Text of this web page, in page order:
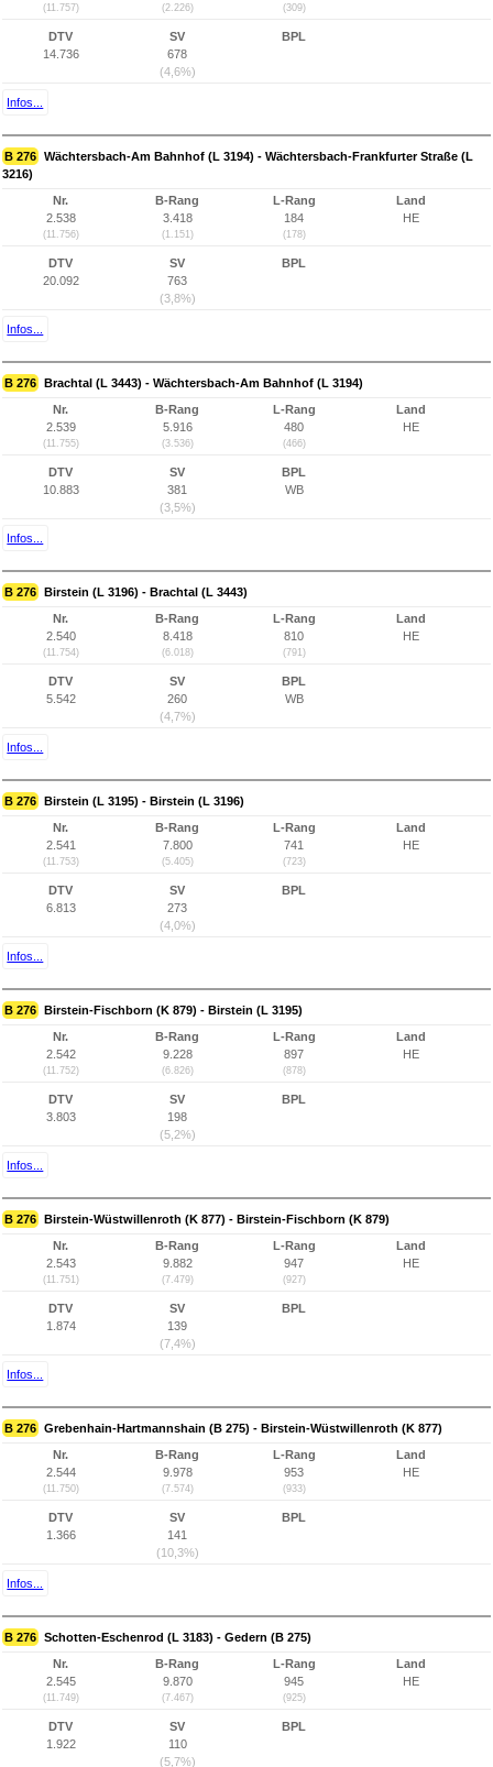
(11.757) (2.226) (309)
DTV
14.736
SV
678
(4,6%)
BPL
Infos...
B 276 Wächtersbach-Am Bahnhof (L 3194) - Wächtersbach-Frankfurter Straße (L
3216)
Nr.
2.538
(11.756)
B-Rang
3.418
(1.151)
L-Rang
184
(178)
Land
HE
DTV
20.092
SV
763
(3,8%)
BPL
Infos...
B 276 Brachtal (L 3443) - Wächtersbach-Am Bahnhof (L 3194)
Nr.
2.539
(11.755)
B-Rang
5.916
(3.536)
L-Rang
480
(466)
Land
HE
DTV
10.883
SV
381
(3,5%)
BPL
WB
Infos...
B 276 Birstein (L 3196) - Brachtal (L 3443)
Nr.
2.540
(11.754)
B-Rang
8.418
(6.018)
L-Rang
810
(791)
Land
HE
DTV
5.542
SV
260
(4,7%)
BPL
WB
Infos...
B 276 Birstein (L 3195) - Birstein (L 3196)
Nr.
2.541
(11.753)
B-Rang
7.800
(5.405)
L-Rang
741
(723)
Land
HE
DTV
6.813
SV
273
(4,0%)
BPL
Infos...
B 276 Birstein-Fischborn (K 879) - Birstein (L 3195)
Nr.
2.542
(11.752)
B-Rang
9.228
(6.826)
L-Rang
897
(878)
Land
HE
DTV
3.803
SV
198
(5,2%)
BPL
Infos...
B 276 Birstein-Wüstwillenroth (K 877) - Birstein-Fischborn (K 879)
Nr.
2.543
(11.751)
B-Rang
9.882
(7.479)
L-Rang
947
(927)
Land
HE
DTV
1.874
SV
139
(7,4%)
BPL
Infos...
B 276 Grebenhain-Hartmannshain (B 275) - Birstein-Wüstwillenroth (K 877)
Nr.
2.544
(11.750)
B-Rang
9.978
(7.574)
L-Rang
953
(933)
Land
HE
DTV
1.366
SV
141
(10,3%)
BPL
Infos...
B 276 Schotten-Eschenrod (L 3183) - Gedern (B 275)
Nr.
2.545
(11.749)
B-Rang
9.870
(7.467)
L-Rang
945
(925)
Land
HE
DTV
1.922
SV
110
(5,7%)
BPL